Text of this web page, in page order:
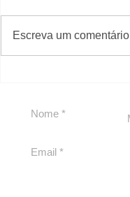
Escreva um comentário
#Sugestões